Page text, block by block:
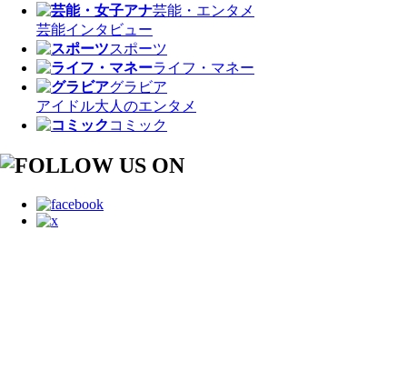
芸能・エンタメ
芸能インタビュー
スポーツ
ライフ・マネー
グラビア
アイドル大人のエンタメ
コミック